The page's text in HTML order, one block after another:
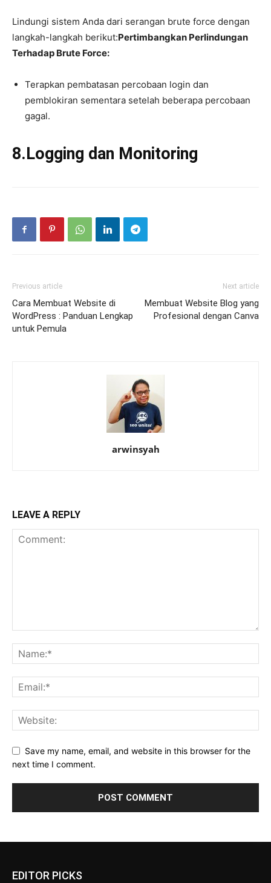
Lindungi sistem Anda dari serangan brute force dengan
langkah-langkah berikut:Pertimbangkan Perlindungan
Terhadap Brute Force:
Terapkan pembatasan percobaan login dan
pemblokiran sementara setelah beberapa percobaan
gagal.
8.Logging dan Monitoring
Previous article
Cara Membuat Website di
WordPress : Panduan Lengkap
untuk Pemula
Next article
Membuat Website Blog yang
Profesional dengan Canva
arwinsyah
LEAVE A REPLY
Save my name, email, and website in this browser for the
next time I comment.
EDITOR PICKS